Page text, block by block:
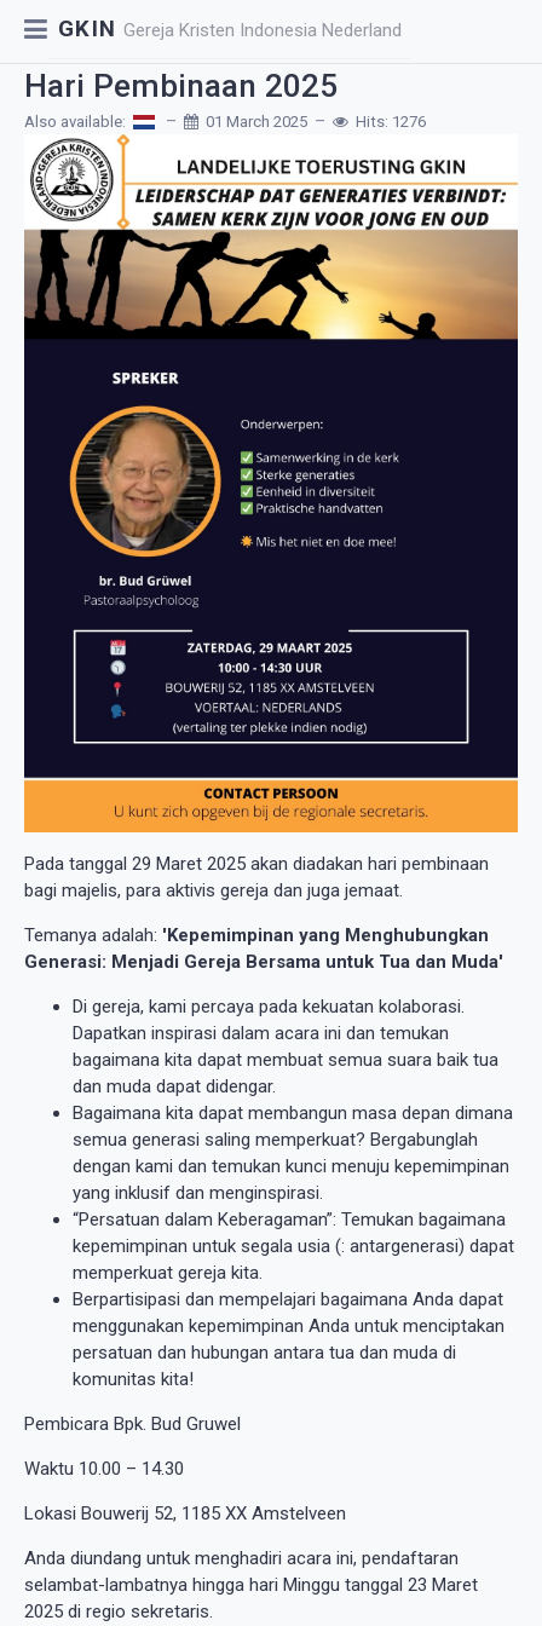
GKIN Gereja Kristen Indonesia Nederland
Hari Pembinaan 2025
Also available: 01 March 2025 Hits: 1276
Pada tanggal 29 Maret 2025 akan diadakan hari pembinaan
bagi majelis, para aktivis gereja dan juga jemaat.
Temanya adalah: 'Kepemimpinan yang Menghubungkan
Generasi: Menjadi Gereja Bersama untuk Tua dan Muda'
Di gereja, kami percaya pada kekuatan kolaborasi.
Dapatkan inspirasi dalam acara ini dan temukan
bagaimana kita dapat membuat semua suara baik tua
dan muda dapat didengar.
Bagaimana kita dapat membangun masa depan dimana
semua generasi saling memperkuat? Bergabunglah
dengan kami dan temukan kunci menuju kepemimpinan
yang inklusif dan menginspirasi.
“Persatuan dalam Keberagaman”: Temukan bagaimana
kepemimpinan untuk segala usia (: antargenerasi) dapat
memperkuat gereja kita.
Berpartisipasi dan mempelajari bagaimana Anda dapat
menggunakan kepemimpinan Anda untuk menciptakan
persatuan dan hubungan antara tua dan muda di
komunitas kita!
Pembicara Bpk. Bud Gruwel
Waktu 10.00 – 14.30
Lokasi Bouwerij 52, 1185 XX Amstelveen
Anda diundang untuk menghadiri acara ini, pendaftaran
selambat-lambatnya hingga hari Minggu tanggal 23 Maret
2025 di regio sekretaris.